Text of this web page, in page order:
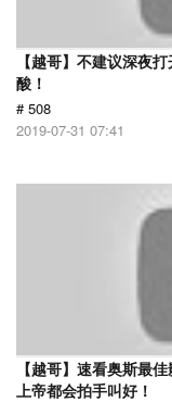
【越哥】不建议深夜
酸！
# 508
2019-07-31 07:41
【越哥】速看奥斯最
上帝都会拍手叫好！